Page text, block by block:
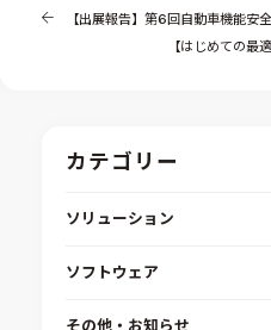
【出展報告】第6回自動車機能安
【はじめての最
カテゴリー
ソリューション
組込みソフトウェア開発プ
ソフトウェア
その他・お知らせ